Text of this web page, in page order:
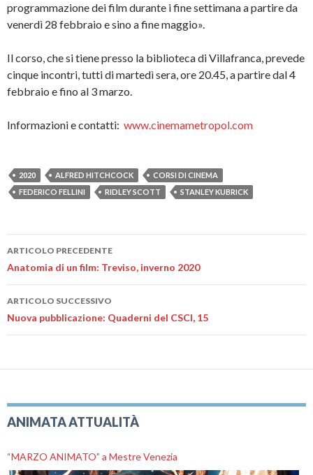
programmazione dei film durante i fine settimana a partire da
venerdì 28 febbraio e sino a fine maggio».
Il corso, che si tiene presso la biblioteca di Villafranca, prevede
cinque incontri, tutti di martedì sera, ore 20.45, a partire dal 4
febbraio e fino al 3 marzo.
Informazioni e contatti: www.cinemametropol.com
2020 ALFRED HITCHCOCK
CORSI DI CINEMA
FEDERICO FELLINI
RIDLEY SCOTT STANLEY KUBRICK
Navigazione
articolo
ARTICOLO PRECEDENTE
Anatomia di un film: Treviso, inverno 2020
ARTICOLO SUCCESSIVO
Nuova pubblicazione: Quaderni del CSCI, 15
ANIMATA ATTUALITÀ
“MARZO ANIMATO” a Mestre Venezia